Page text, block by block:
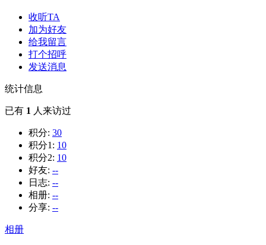
收听TA
加为好友
给我留言
打个招呼
发送消息
统计信息
已有 1 人来访过
积分: 30
积分1: 10
积分2: 10
好友: --
日志: --
相册: --
分享: --
相册